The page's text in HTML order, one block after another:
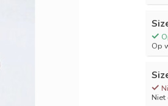
Op
Niet